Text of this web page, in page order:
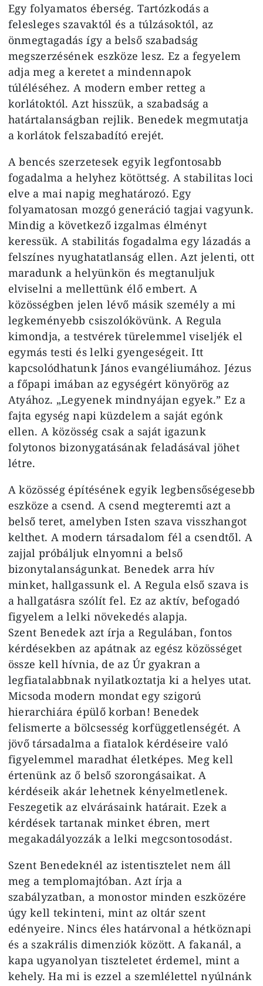
Egy folyamatos éberség. Tartózkodás a
felesleges szavaktól és a túlzásoktól, az
önmegtagadás így a belső szabadság
megszerzésének eszköze lesz. Ez a fegyelem
adja meg a keretet a mindennapok
túléléséhez. A modern ember retteg a
korlátoktól. Azt hisszük, a szabadság a
határtalanságban rejlik. Benedek megmutatja
a korlátok felszabadító erejét.
A bencés szerzetesek egyik legfontosabb
fogadalma a helyhez kötöttség. A stabilitas loci
elve a mai napig meghatározó. Egy
folyamatosan mozgó generáció tagjai vagyunk.
Mindig a következő izgalmas élményt
keressük. A stabilitás fogadalma egy lázadás a
felszínes nyughatatlanság ellen. Azt jelenti, ott
maradunk a helyünkön és megtanuljuk
elviselni a mellettünk élő embert. A
közösségben jelen lévő másik személy a mi
legkeményebb csiszolókövünk. A Regula
kimondja, a testvérek türelemmel viseljék el
egymás testi és lelki gyengeségeit. Itt
kapcsolódhatunk János evangéliumához. Jézus
a főpapi imában az egységért könyörög az
Atyához. „Legyenek mindnyájan egyek.” Ez a
fajta egység napi küzdelem a saját egónk
ellen. A közösség csak a saját igazunk
folytonos bizonygatásának feladásával jöhet
létre.
A közösség építésének egyik legbensőségesebb
eszköze a csend. A csend megteremti azt a
belső teret, amelyben Isten szava visszhangot
kelthet. A modern társadalom fél a csendtől. A
zajjal próbáljuk elnyomni a belső
bizonytalanságunkat. Benedek arra hív
minket, hallgassunk el. A Regula első szava is
a hallgatásra szólít fel. Ez az aktív, befogadó
figyelem a lelki növekedés alapja.
Szent Benedek azt írja a Regulában, fontos
kérdésekben az apátnak az egész közösséget
össze kell hívnia, de az Úr gyakran a
legfiatalabbnak nyilatkoztatja ki a helyes utat.
Micsoda modern mondat egy szigorú
hierarchiára épülő korban! Benedek
felismerte a bölcsesség korfüggetlenségét. A
jövő társadalma a fiatalok kérdéseire való
figyelemmel maradhat életképes. Meg kell
értenünk az ő belső szorongásaikat. A
kérdéseik akár lehetnek kényelmetlenek.
Feszegetik az elvárásaink határait. Ezek a
kérdések tartanak minket ébren, mert
megakadályozzák a lelki megcsontosodást.
Szent Benedeknél az istentisztelet nem áll
meg a templomajtóban. Azt írja a
szabályzatban, a monostor minden eszközére
úgy kell tekinteni, mint az oltár szent
edényeire. Nincs éles határvonal a hétköznapi
és a szakrális dimenziók között. A fakanál, a
kapa ugyanolyan tiszteletet érdemel, mint a
kehely. Ha mi is ezzel a szemlélettel nyúlnánk